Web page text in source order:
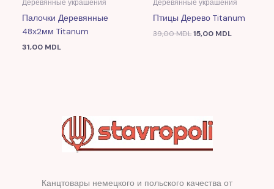
Деревянные украшения
Палочки Деревянные
48х2мм Titanum
31,00 MDL
Деревянные украшения
Птицы Дерево Titanum
39,00MDL15,00 MDL
Канцтовары немецкого и польского качества от